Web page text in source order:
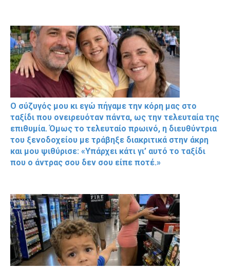
Ο σύζυγός μου κι εγώ πήγαμε την κόρη μας στο
ταξίδι που ονειρευόταν πάντα, ως την τελευταία της
επιθυμία. Όμως το τελευταίο πρωινό, η διευθύντρια
του ξενοδοχείου με τράβηξε διακριτικά στην άκρη
και μου ψιθύρισε: «Υπάρχει κάτι γι’ αυτό το ταξίδι
που ο άντρας σου δεν σου είπε ποτέ.»